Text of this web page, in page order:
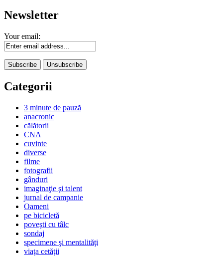
Newsletter
Your email:
Categorii
3 minute de pauză
anacronic
călătorii
CNA
cuvinte
diverse
filme
fotografii
gânduri
imaginaţie şi talent
jurnal de campanie
Oameni
pe bicicletă
poveşti cu tâlc
sondaj
specimene şi mentalităţi
viaţa cetăţii